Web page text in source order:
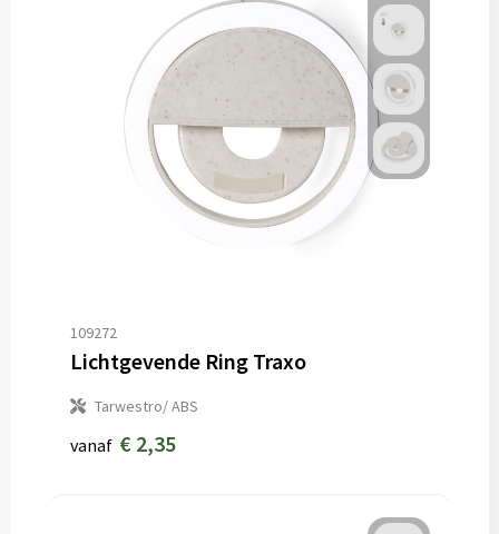
109272
Lichtgevende Ring Traxo
Tarwestro/ ABS
vanaf € 2,35